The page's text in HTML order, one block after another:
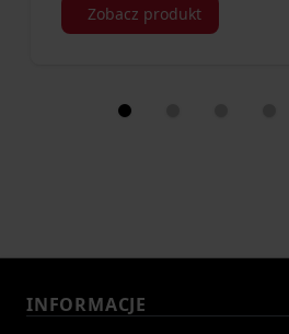
Zobacz produkt
INFORMACJE